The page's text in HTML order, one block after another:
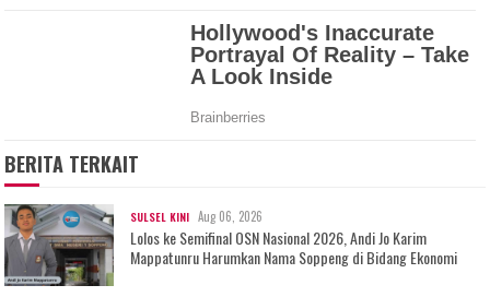
BERITA TERKAIT
SULSEL KINI Aug 06, 2026
Lolos ke Semifinal OSN Nasional 2026, Andi Jo Karim
Mappatunru Harumkan Nama Soppeng di Bidang Ekonomi